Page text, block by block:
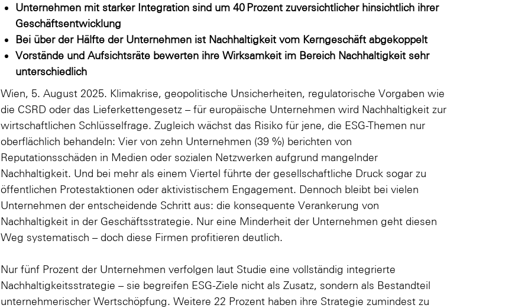
Unternehmen mit starker Integration sind um 40 Prozent zuversichtlicher hinsichtlich ihrer
Geschäftsentwicklung
Bei über der Hälfte der Unternehmen ist Nachhaltigkeit vom Kerngeschäft abgekoppelt
Vorstände und Aufsichtsräte bewerten ihre Wirksamkeit im Bereich Nachhaltigkeit sehr
unterschiedlich
Wien, 5. August 2025. Klimakrise, geopolitische Unsicherheiten, regulatorische Vorgaben wie
die CSRD oder das Lieferkettengesetz – für europäische Unternehmen wird Nachhaltigkeit zur
wirtschaftlichen Schlüsselfrage. Zugleich wächst das Risiko für jene, die ESG-Themen nur
oberflächlich behandeln: Vier von zehn Unternehmen (39 %) berichten von
Reputationsschäden in Medien oder sozialen Netzwerken aufgrund mangelnder
Nachhaltigkeit. Und bei mehr als einem Viertel führte der gesellschaftliche Druck sogar zu
öffentlichen Protestaktionen oder aktivistischem Engagement. Dennoch bleibt bei vielen
Unternehmen der entscheidende Schritt aus: die konsequente Verankerung von
Nachhaltigkeit in der Geschäftsstrategie. Nur eine Minderheit der Unternehmen geht diesen
Weg systematisch – doch diese Firmen profitieren deutlich.
Nur fünf Prozent der Unternehmen verfolgen laut Studie eine vollständig integrierte
Nachhaltigkeitsstrategie – sie begreifen ESG-Ziele nicht als Zusatz, sondern als Bestandteil
unternehmerischer Wertschöpfung. Weitere 22 Prozent haben ihre Strategie zumindest zu